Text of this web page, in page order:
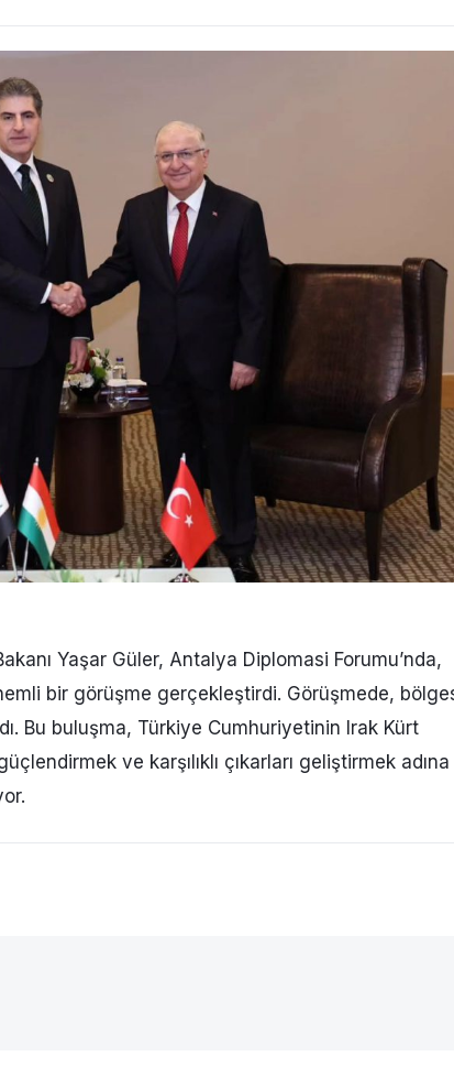
Yaşar Güler, Antalya Diplomasi Forumu’nda,
bir görüşme gerçekleştirdi. Görüşmede,
Bu buluşma, Türkiye Cumhuriyetinin Irak Kürt
ve karşılıklı çıkarları geliştirmek adına